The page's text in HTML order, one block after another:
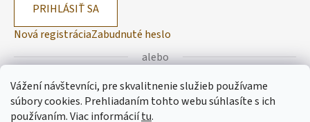
Vážení návštevníci, pre skvalitnenie služieb používame
súbory cookies. Prehliadaním tohto webu súhlasíte s ich
používaním.Viac informáciítu.
PRIHLÁSIŤ SA
Nová registráciaZabudnuté heslo
alebo
Prihlásiť sa cez Facebook